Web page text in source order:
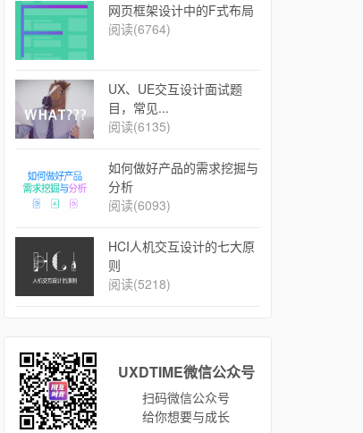
网页框架设计中的F式布局
阅读(6764)
UX、UE交互设计面试题
目，常见...
阅读(6135)
如何做好产品的需求挖掘与
分析
阅读(6093)
​HCI人机交互设计的七大原
则
阅读(5218)
UXDTIME微信公众号
扫码微信公众号
给你想要与成长